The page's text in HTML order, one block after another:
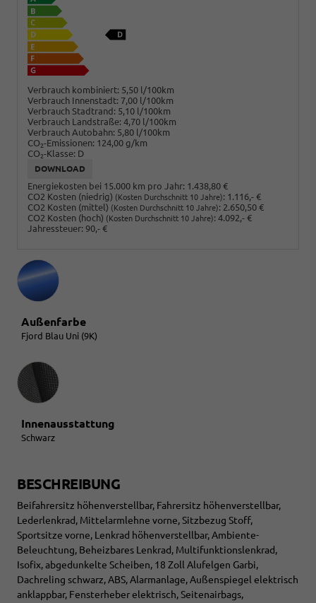
Verbrauch kombiniert: 5,50 l/100km
Verbrauch Innenstadt: 7,00 l/100km
Verbrauch Stadtrand: 5,10 l/100km
Verbrauch Landstraße: 4,70 l/100km
Verbrauch Autobahn: 5,80 l/100km
CO2-Emissionen: 124,00 g/km
CO2-Klasse: D
DOWNLOAD
Energiekosten bei 15.000 km pro Jahr: 1.438,80 €
CO2 Kosten (niedrig) (Kosten Durchschnitt 10 Jahre): 1.116,- €
CO2 Kosten (mittel) (Kosten Durchschnitt 10 Jahre): 2.650,50 €
CO2 Kosten (hoch) (Kosten Durchschnitt 10 Jahre): 4.092,- €
Jahressteuer: 90,- €
Außenfarbe
Fjord Blau Uni (9K)
Innenausstattung
Innenausstattung
Schwarz
BESCHREIBUNG
Beifahrersitz höhenverstellbar, Fahrersitz höhenverstellbar,
Lederlenkrad, Mittelarmlehne vorne, Sitzbezug Stoff,
Sportsitze vorne, Lenkrad höhenverstellbar, Ambiente-
Beleuchtung, Beheizbares Lenkrad, Multifunktionslenkrad,
Isofix, abgedunkelte Scheiben, 18 Zoll Alufelgen Garbi,
Dachreling schwarz, ABS, Alarmanlage, Außenspiegel elektrisch
anklappbar, Fensterheber elektrisch, Seitenairbags,